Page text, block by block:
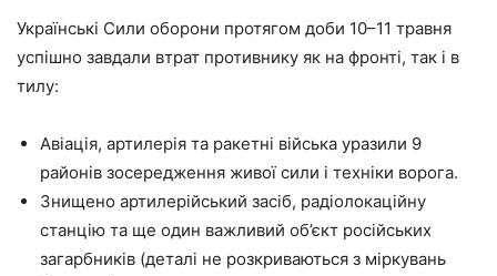
Українські Сили оборони протягом доби 10–11 травня
успішно завдали втрат противнику як на фронті, так і в
тилу:
Авіація, артилерія та ракетні війська уразили 9
районів зосередження живої сили і техніки ворога.
Знищено артилерійський засіб, радіолокаційну
станцію та ще один важливий об’єкт російських
загарбників (деталі не розкриваються з міркувань